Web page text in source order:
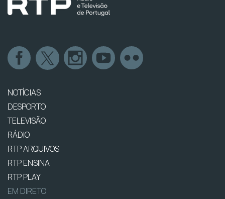
NOTÍCIAS
DESPORTO
TELEVISÃO
RÁDIO
RTP ARQUIVOS
RTP ENSINA
RTP PLAY
EM DIRETO